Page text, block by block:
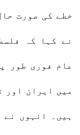
خطے کی صورت
نے کہا کہ
عام فوری طور
میں ایران اور
ہیں۔ انہوں